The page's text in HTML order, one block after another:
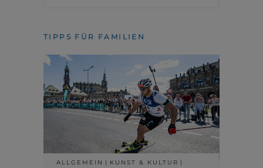
TIPPS FÜR FAMILIEN
ALLGEMEIN
KUNST & KULTUR